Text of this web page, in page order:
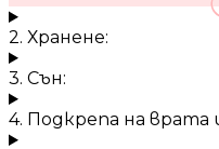
2. Хранене:
3. Сън:
4. Подкрепа на врата